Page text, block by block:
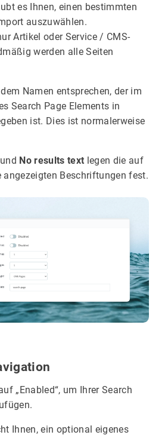
es Ihnen, einen bestimmten
auszuwählen.
Artikel oder Service / CMS-
werden alle Seiten
Namen entsprechen, der im
Search Page Elements in
ist. Dies ist normalerweise
und No results text legen die auf
angezeigten Beschriftungen fest.
„Enabled“, um Ihrer Search
Ihnen, ein optional eigenes